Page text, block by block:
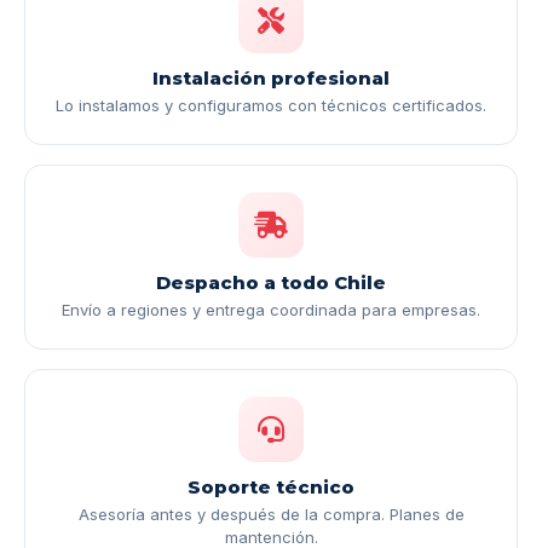
Instalación profesional
Lo instalamos y configuramos con técnicos certificados.
Despacho a todo Chile
Envío a regiones y entrega coordinada para empresas.
Soporte técnico
Asesoría antes y después de la compra. Planes de
mantención.